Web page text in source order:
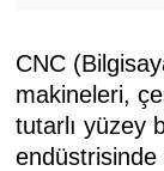
CNC
makineleri,
tutarlı yüzey
endüstrisinde